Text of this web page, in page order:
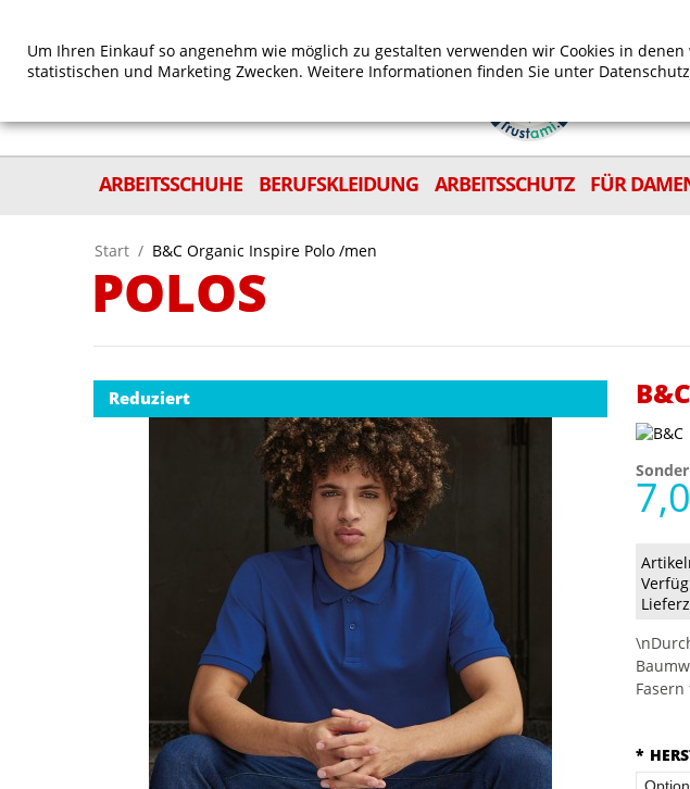
ARBEITSSCHUHE
BERUFSKLEIDUNG ARBEITSSCHUTZ FÜR
Start / B&C Organic Inspire Polo /men
POLOS
Reduziert
*
Um Ihren Einkauf so angenehm wie möglich zu gestalten verwenden wir Cookies in
statistischen und Marketing Zwecken. Weitere Informationen finden Sie unter